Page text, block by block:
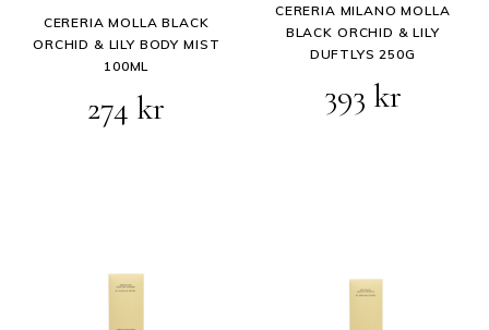
CERERIA MOLLA BLACK
ORCHID & LILY BODY MIST
100ML
Opprinnelig
274kr
CERERIA MILANO MOLLA
BLACK ORCHID & LILY
DUFTLYS 250G
393 kr